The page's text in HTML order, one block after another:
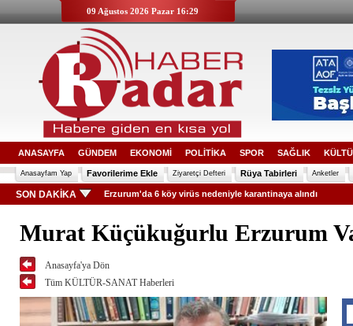
09 Ağustos 2026 Pazar 16:29
ANASAYFA GÜNDEM EKONOMİ POLİTİKA SPOR SAĞLIK
Anasayfam Yap Favorilerime Ekle Ziyaretçi Defteri Rüya Tabirleri Anketler
SON DAKİKA Erzurum'da 6 köy virüs nedeniyle karantinaya alındı
Murat Küçükuğurlu Erzurum
Anasayfa'ya Dön
Tüm KÜLTÜR-SANAT Haberleri